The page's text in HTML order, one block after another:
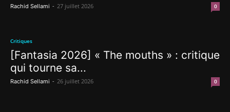
Rachid Sellami - 27 juillet 2026 0
Critiques
[Fantasia 2026] « The mouths » : critique
qui tourne sa...
Rachid Sellami - 26 juillet 2026 0